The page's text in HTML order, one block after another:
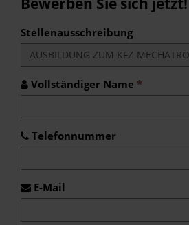
Stellenausschreibung
Vollständiger Name *
Telefonnummer
E-Mail